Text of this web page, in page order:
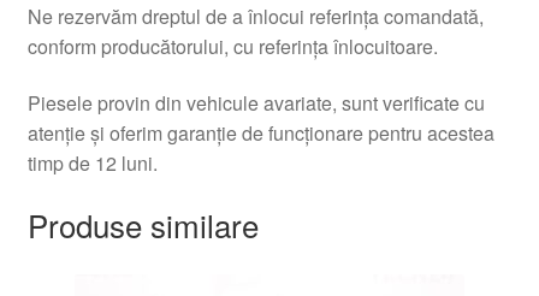
Ne rezervăm dreptul de a înlocui referința comandată,
conform producătorului, cu referința înlocuitoare.
Piesele provin din vehicule avariate, sunt verificate cu
atenție și oferim garanție de funcționare pentru acestea
timp de 12 luni.
Produse similare